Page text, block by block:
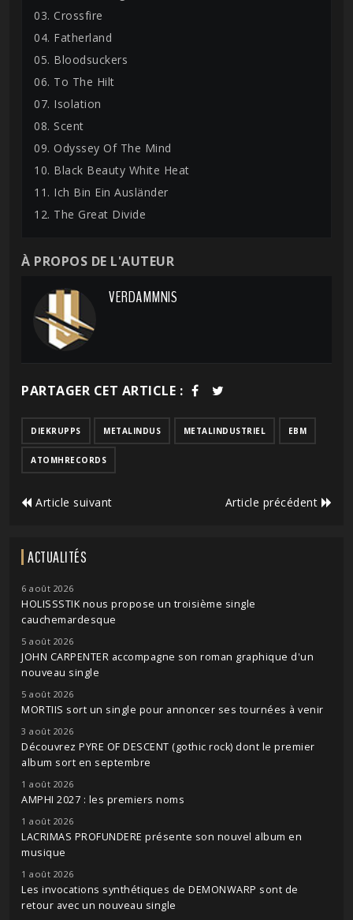
03. Crossfire
04. Fatherland
05. Bloodsuckers
06. To The Hilt
07. Isolation
08. Scent
09. Odyssey Of The Mind
10. Black Beauty White Heat
11. Ich Bin Ein Ausländer
12. The Great Divide
À PROPOS DE L'AUTEUR
VERDAMMNIS
PARTAGER CET ARTICLE :
DIEKRUPPS METALINDUS METALINDUSTRIEL EBM
ATOMHRECORDS
Article suivant Article précédent
ACTUALITÉS
6 août 2026
HOLISSSTIK nous propose un troisième single
cauchemardesque
5 août 2026
JOHN CARPENTER accompagne son roman graphique d'un
nouveau single
5 août 2026
MORTIIS sort un single pour annoncer ses tournées à venir
3 août 2026
Découvrez PYRE OF DESCENT (gothic rock) dont le premier
album sort en septembre
1 août 2026
AMPHI 2027 : les premiers noms
1 août 2026
LACRIMAS PROFUNDERE présente son nouvel album en
musique
1 août 2026
Les invocations synthétiques de DEMONWARP sont de
retour avec un nouveau single